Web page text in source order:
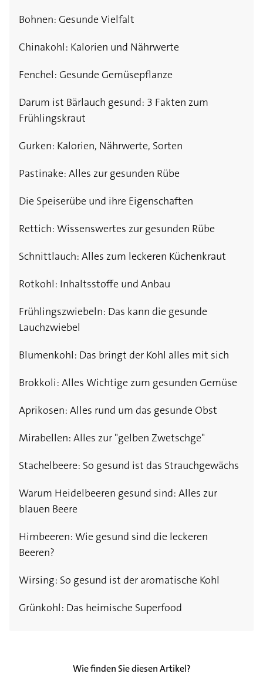
Bohnen: Gesunde Vielfalt
Chinakohl: Kalorien und Nährwerte
Fenchel: Gesunde Gemüsepflanze
Darum ist Bärlauch gesund: 3 Fakten zum
Frühlingskraut
Gurken: Kalorien, Nährwerte, Sorten
Pastinake: Alles zur gesunden Rübe
Die Speiserübe und ihre Eigenschaften
Rettich: Wissenswertes zur gesunden Rübe
Schnittlauch: Alles zum leckeren Küchenkraut
Rotkohl: Inhaltsstoffe und Anbau
Frühlingszwiebeln: Das kann die gesunde
Lauchzwiebel
Blumenkohl: Das bringt der Kohl alles mit sich
Brokkoli: Alles Wichtige zum gesunden Gemüse
Aprikosen: Alles rund um das gesunde Obst
Mirabellen: Alles zur "gelben Zwetschge"
Stachelbeere: So gesund ist das Strauchgewächs
Warum Heidelbeeren gesund sind: Alles zur
blauen Beere
Himbeeren: Wie gesund sind die leckeren
Beeren?
Wirsing: So gesund ist der aromatische Kohl
Grünkohl: Das heimische Superfood
Wie finden Sie diesen Artikel?